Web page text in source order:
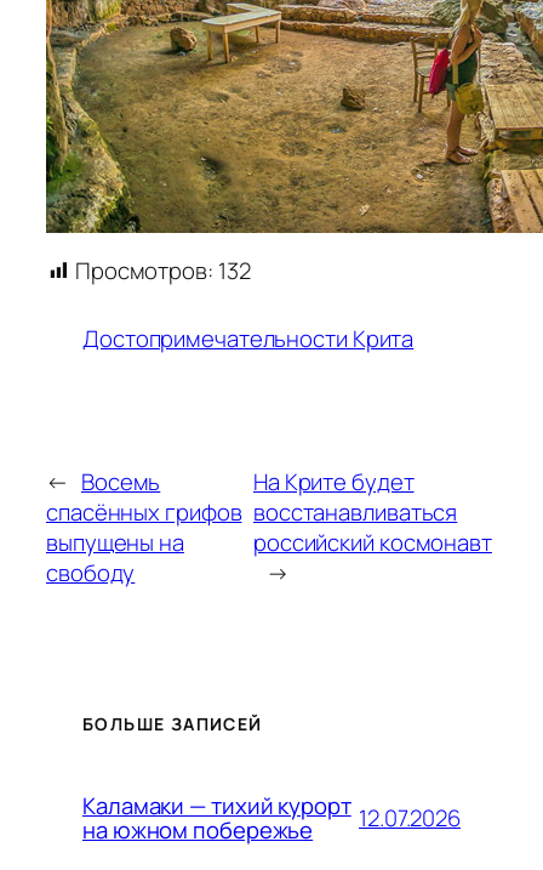
Просмотров: 132
Достопримечательности Крита
← Восемь
спасённых грифов
выпущены на
свободу
На Крите будет
восстанавливаться
российский космонавт
→
БОЛЬШЕ ЗАПИСЕЙ
Каламаки — тихий курорт
на южном побережье 12.07.2026